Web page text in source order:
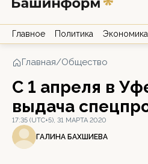
Главное Политика Экономика
Главная/Общество
С 1 апреля в
выдача
17:35 (UTC+5), 31 МАРТА 2020
ГАЛИНА БАХШИЕВА